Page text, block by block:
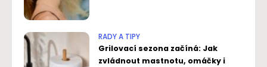
RADY A TIPY
Grilovací sezona začíná: Jak
zvládnout mastnotu, omáčky i